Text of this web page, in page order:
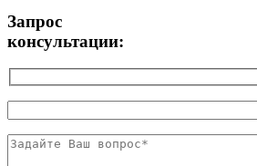
Запрос
консультации: